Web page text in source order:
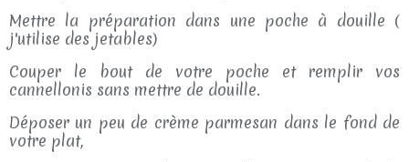
Mettre la préparation dans une poche à douille (
j'utilise des jetables)
Couper le bout de votre poche et remplir vos
cannellonis sans mettre de douille.
Déposer un peu de crème parmesan dans le fond de
votre plat,